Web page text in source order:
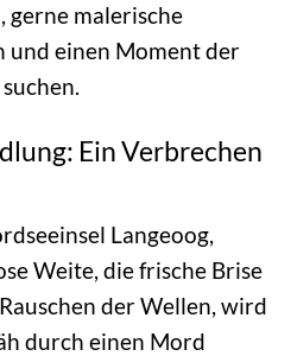
gerne malerische
und einen Moment der
Ein Verbrechen
Langeoog,
Weite, die frische Brise
der Wellen, wird
durch einen Mord